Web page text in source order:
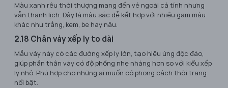
Màu xanh rêu thời thượng mang đến vẻ ngoài cá tính nhưng
vẫn thanh lịch. Đây là màu sắc dễ kết hợp với nhiều gam màu
khác như trắng, kem, be hay nâu.
2.18 Chân váy xếp ly to dài
Mẫu váy này có các đường xếp ly lớn, tạo hiệu ứng độc đáo,
giúp phần thân váy có độ phồng nhẹ nhàng hơn so với kiểu xếp
ly nhỏ. Phù hợp cho những ai muốn có phong cách thời trang
nổi bật.